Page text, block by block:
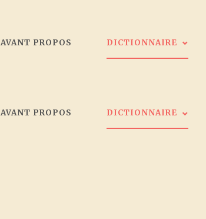
AVANT PROPOS DICTIONNAIRE
Galeristes
AVANT PROPOS DICTIONNAIRE